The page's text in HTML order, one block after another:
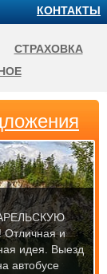
Отличная и
идея. Выезд
автобусе
КОНТАКТЫ
СТРАХОВКА